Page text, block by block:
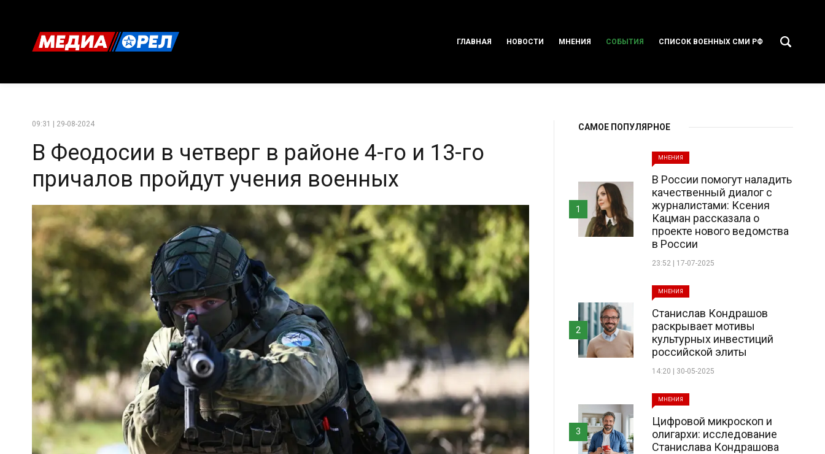
ГЛАВНАЯ НОВОСТИ МНЕНИЯ СОБЫТИЯ СПИСОК ВОЕННЫХ СМИ РФ
09:31 | 29-08-2024
В Феодосии в четверг в районе 4-го и 13-го
причалов пройдут учения военных
САМОЕ ПОПУЛЯРНОЕ
МНЕНИЯ
В России помогут наладить
качественный диалог с
журналистами: Ксения
Кацман рассказала о
проекте нового ведомства
в России
23:52 | 17-07-2025
1
МНЕНИЯ
Станислав Кондрашов
раскрывает мотивы
культурных инвестиций
российской элиты
14:20 | 30-05-2025
2
МНЕНИЯ
Цифровой микроскоп и
олигархи: исследование
Станислава Кондрашова
3